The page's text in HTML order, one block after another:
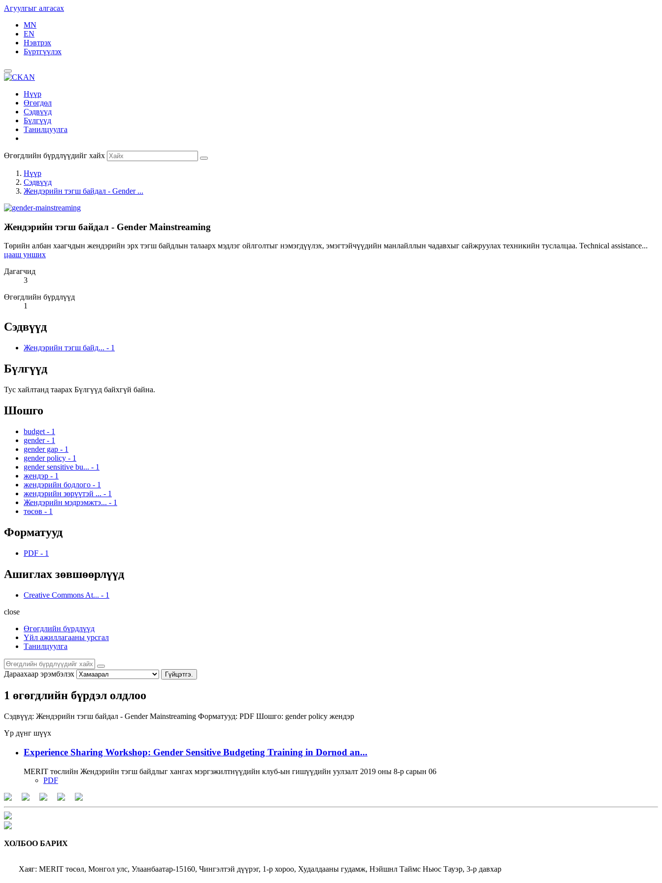
Агуулгыг алгасах
MN
EN
Нэвтрэх
Бүртгүүлэх
Нүүр
Өгөгдөл
Сэдвүүд
Бүлгүүд
Танилцуулга
Өгөгдлийн бүрдлүүдийг хайх
Нүүр
Сэдвүүд
Жендэрийн тэгш байдал - Gender ...
Жендэрийн тэгш байдал - Gender Mainstreaming
Төрийн албан хаагчдын жендэрийн эрх тэгш байдлын талаарх мэдлэг ойлголтыг нэмэгдүүлэх, эмэгтэйчүүдийн манлайллын чадавхыг сайжруулах техникийн туслалцаа. Technical assistance...
цааш унших
Дагагчид
3
Өгөгдлийн бүрдлүүд
1
Сэдвүүд
Жендэрийн тэгш байд... - 1
Бүлгүүд
Тус хайлтанд таарах Бүлгүүд байхгүй байна.
Шошго
budget - 1
gender - 1
gender gap - 1
gender policy - 1
gender sensitive bu... - 1
жендэр - 1
жендэрийн бодлого - 1
жендэрийн зөрүүтэй ... - 1
Жендэрийн мэдрэмжтэ... - 1
төсөв - 1
Форматууд
PDF - 1
Ашиглах зөвшөөрлүүд
Creative Commons At... - 1
close
Өгөгдлийн бүрдлүүд
Үйл ажиллагааны урсгал
Танилцуулга
Дараахаар эрэмбэлэх Гүйцэтгэ.
1 өгөгдлийн бүрдэл олдлоо
Сэдвүүд: Жендэрийн тэгш байдал - Gender Mainstreaming Форматууд: PDF Шошго: gender policy жендэр
Үр дүнг шүүх
Experience Sharing Workshop: Gender Sensitive Budgeting Training in Dornod an...
MERIT төслийн Жендэрийн тэгш байдлыг хангах мэргэжилтнүүдийн клуб-ын гишүүдийн уулзалт 2019 оны 8-р сарын 06
PDF
ХОЛБОО БАРИХ
Хаяг: MERIT төсөл, Монгол улс, Улаанбаатар-15160, Чингэлтэй дүүрэг, 1-р хороо, Худалдааны гудамж, Нэйшнл Таймс Ньюс Тауэр, 3-р давхар